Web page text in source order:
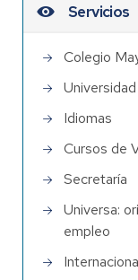
Servicios
Colegio
Idiomas
Cursos de
Secretaría
Universa:
empleo